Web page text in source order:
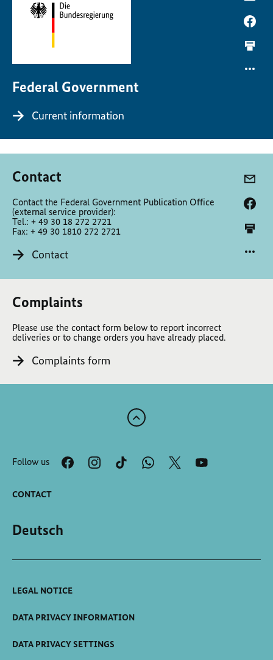
Federal Government
Current information
Contact
Contact the Federal Government Publication Office
(external service provider):
Tel.: + 49 30 18 272 2721
Fax: + 49 30 1810 272 2721
Contact
Complaints
Please use the contact form below to report incorrect
deliveries or to change orders you have already placed.
Complaints form
Scroll
the
top
Follow us
CONTACT
Deutsch
LEGAL NOTICE
DATA PRIVACY INFORMATION
DATA PRIVACY SETTINGS